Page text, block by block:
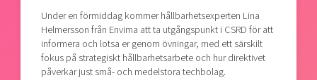
Under en förmiddag kommer hållbarhetsexperten Lina
Helmersson från Envima att ta utgångspunkt i CSRD för att
informera och lotsa er genom övningar, med ett särskilt
fokus på strategiskt hållbarhetsarbete och hur direktivet
påverkar just små- och medelstora techbolag.